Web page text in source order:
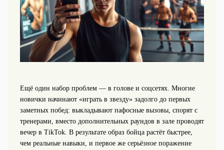
Ещё один набор проблем — в голове и соцсетях. Многие
новички начинают «играть в звезду» задолго до первых
заметных побед: выкладывают пафосные вызовы, спорят с
тренерами, вместо дополнительных раундов в зале проводят
вечер в TikTok. В результате образ бойца растёт быстрее,
чем реальные навыки, и первое же серьёзное поражение